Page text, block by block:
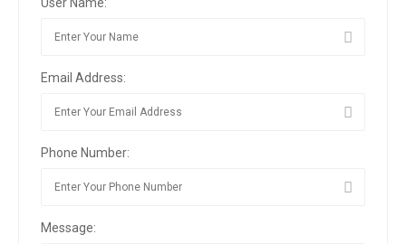
Email Address:
Phone Number:
Message: